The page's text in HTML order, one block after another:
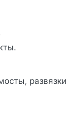
развязки